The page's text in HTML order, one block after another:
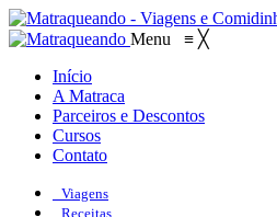
Menu ≡ ╳
Início
A Matraca
Parceiros e Descontos
Cursos
Contato
Viagens
Receitas